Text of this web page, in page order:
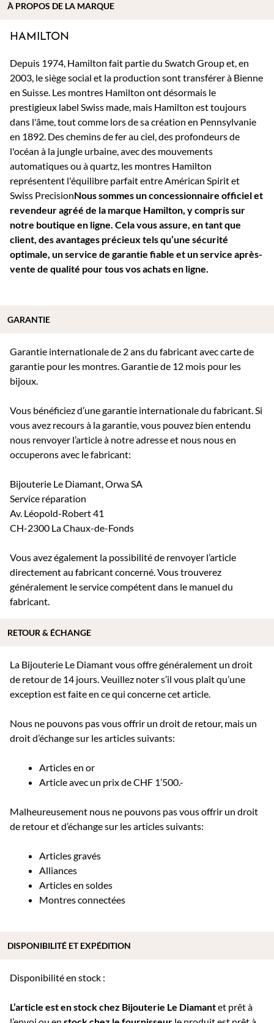
HAMILTON
Depuis 1974, Hamilton fait partie du Swatch Group et, en
2003, le siège social et la production sont transférer à Bienne
en Suisse. Les montres Hamilton ont désormais le
prestigieux label Swiss made, mais Hamilton est toujours
dans l'âme, tout comme lors de sa création en Pennsylvanie
en 1892. Des chemins de fer au ciel, des profondeurs de
l'océan à la jungle urbaine, avec des mouvements
automatiques ou à quartz, les montres Hamilton
représentent l'équilibre parfait entre Américan Spirit et
Swiss PrecisionNous sommes un concessionnaire officiel et
revendeur agréé de la marque Hamilton, y compris sur
notre boutique en ligne. Cela vous assure, en tant que
client, des avantages précieux tels qu’une sécurité
optimale, un service de garantie fiable et un service après-
vente de qualité pour tous vos achats en ligne.
Garantie internationale de 2 ans du fabricant avec carte de
garantie pour les montres. Garantie de 12 mois pour les
bijoux.
Vous bénéficiez d’une garantie internationale du fabricant. Si
vous avez recours à la garantie, vous pouvez bien entendu
nous renvoyer l’article à notre adresse et nous nous en
occuperons avec le fabricant:
Bijouterie Le Diamant, Orwa SA
Service réparation
Av. Léopold-Robert 41
CH-2300 La Chaux-de-Fonds
Vous avez également la possibilité de renvoyer l’article
directement au fabricant concerné. Vous trouverez
généralement le service compétent dans le manuel du
fabricant.
La Bijouterie Le Diamant vous offre généralement un droit
de retour de 14 jours. Veuillez noter s’il vous plaît qu’une
exception est faite en ce qui concerne cet article.
Nous ne pouvons pas vous offrir un droit de retour, mais un
droit d’échange sur les articles suivants:
Articles en or
Article avec un prix de CHF 1’500.-
Malheureusement nous ne pouvons pas vous offrir un droit
de retour et d’échange sur les articles suivants:
Articles gravés
Alliances
Articles en soldes
Montres connectées
Disponibilité en stock :
L’article est en stock chez Bijouterie Le Diamantet prêt à
À PROPOS DE LA MARQUE
GARANTIE
RETOUR & ÉCHANGE
DISPONIBILITÉ ET EXPÉDITION